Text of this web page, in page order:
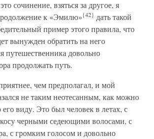
сочинение, взяться за другое, я
к «Эмилю»{42} дать такой
пример этого правила, что
вынужден обратить на него
путешественника довольно
продолжать путь.
чем предполагал, и мой
не таким неотесанным, как можно
виду. Это был человек в летах, с
черными седеющими волосами, с
с громким голосом и довольно